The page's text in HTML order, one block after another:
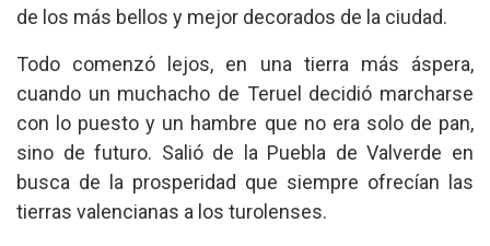
de los más bellos y mejor decorados de la ciudad.
Todo comenzó lejos, en una tierra más áspera,
cuando un muchacho de Teruel decidió marcharse
con lo puesto y un hambre que no era solo de pan,
sino de futuro. Salió de la Puebla de Valverde en
busca de la prosperidad que siempre ofrecían las
tierras valencianas a los turolenses.